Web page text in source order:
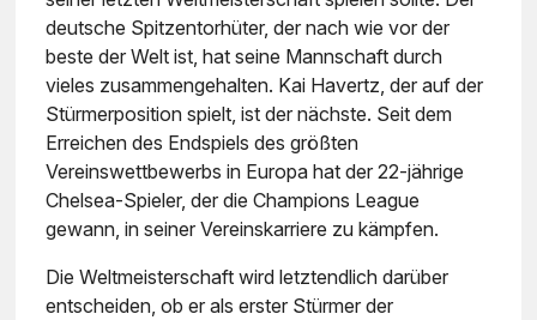
deutsche Spitzentorhüter, der nach wie vor der
beste der Welt ist, hat seine Mannschaft durch
vieles zusammengehalten. Kai Havertz, der auf der
Stürmerposition spielt, ist der nächste. Seit dem
Erreichen des Endspiels des größten
Vereinswettbewerbs in Europa hat der 22-jährige
Chelsea-Spieler, der die Champions League
gewann, in seiner Vereinskarriere zu kämpfen.
Die Weltmeisterschaft wird letztendlich darüber
entscheiden, ob er als erster Stürmer der